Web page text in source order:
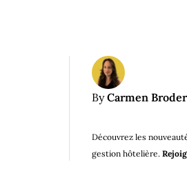
ByCarmen Broder
Découvrez les
gestion hôtelière.